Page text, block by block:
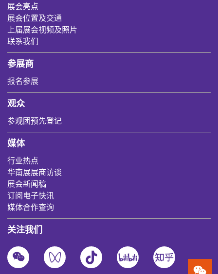
展会亮点
展会位置及交通
上届展会视频及照片
联系我们
参展商
报名参展
观众
参观团预先登记
媒体
行业热点
华南展展商访谈
展会新闻稿
订阅电子快讯
媒体合作查询
关注我们